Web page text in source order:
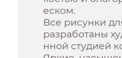
еском.
Все рисунки
разработаны
нной студией